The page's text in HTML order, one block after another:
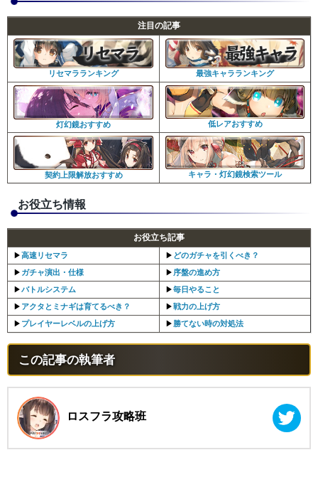
注目の記事
リセマラランキング 最強キャラランキング
灯幻鏡おすすめ 低レアおすすめ
契約上限解放おすすめ キャラ・灯幻鏡検索ツール
お役立ち情報
お役立ち記事
▶︎高速リセマラ ▶︎ どのガチャを引くべき？
▶︎ ガチャ演出・仕様 ▶︎ 序盤の進め方
▶︎バトルシステム ▶︎毎日やること
▶︎ アクタとミナギは育てるべき？ ▶︎戦力の上げ方
▶︎ プレイヤーレベルの上げ方 ▶︎ 勝てない時の対処法
この記事の執筆者
ロスフラ攻略班